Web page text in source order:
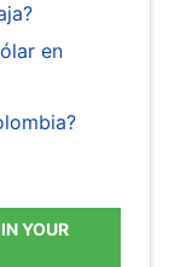
en
YOUR